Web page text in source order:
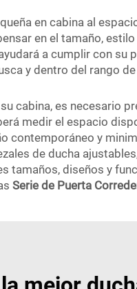
en cabina al
en el tamaño,
a cumplir con su
y dentro del rango
cabina, es necesario
medir el espacio
contemporáneo y
de ducha
tamaños, diseños y
Serie de Puerta